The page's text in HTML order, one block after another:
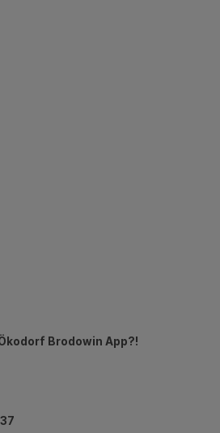
Brodowin App?!
zu https://brodowin.de/